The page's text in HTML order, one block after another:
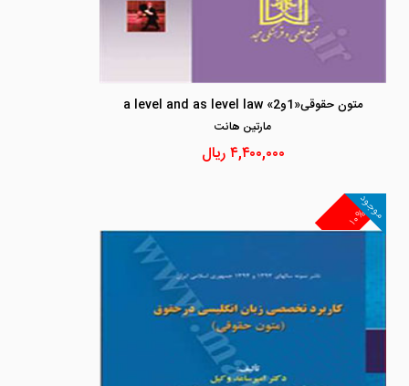
متون حقوقی«1و2» a level and as level law
مارتين هانت
۴,۴۰۰,۰۰۰ریال
۱۰%
موجود